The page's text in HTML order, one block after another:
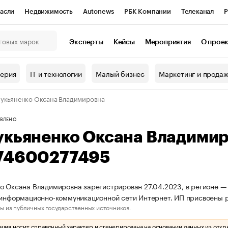
Недвижимость Autonews РБК Компании Телеканал
Проверка контрагентов
Эксперты Кейсы Мероприятия О
IT и технологии Малый бизнес Маркетинг и
Оксана Владимировна
Оксана
Оксана Владимировна зарегистрирован 27.04.2023, в регионе
коммуникационной сети Интернет. ИП
из публичных государственных источников.
носит справочный характер и сгенерирована на основании данных из